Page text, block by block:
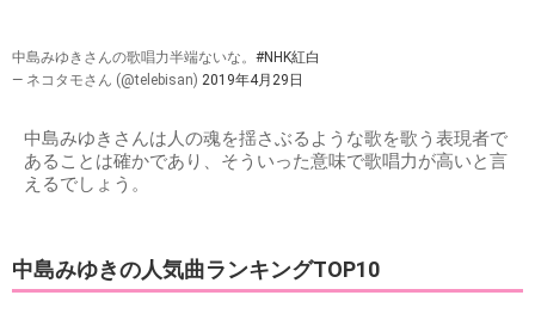
中島みゆきさんの歌唱力半端ないな。 #NHK紅白
— ネコタモさん (@telebisan) 2019年4月29日
中島みゆきさんは人の魂を揺さぶるような歌を歌う表現者で
あることは確かであり、そういった意味で歌唱力が高いと言
えるでしょう。
中島みゆきの人気曲ランキングTOP10